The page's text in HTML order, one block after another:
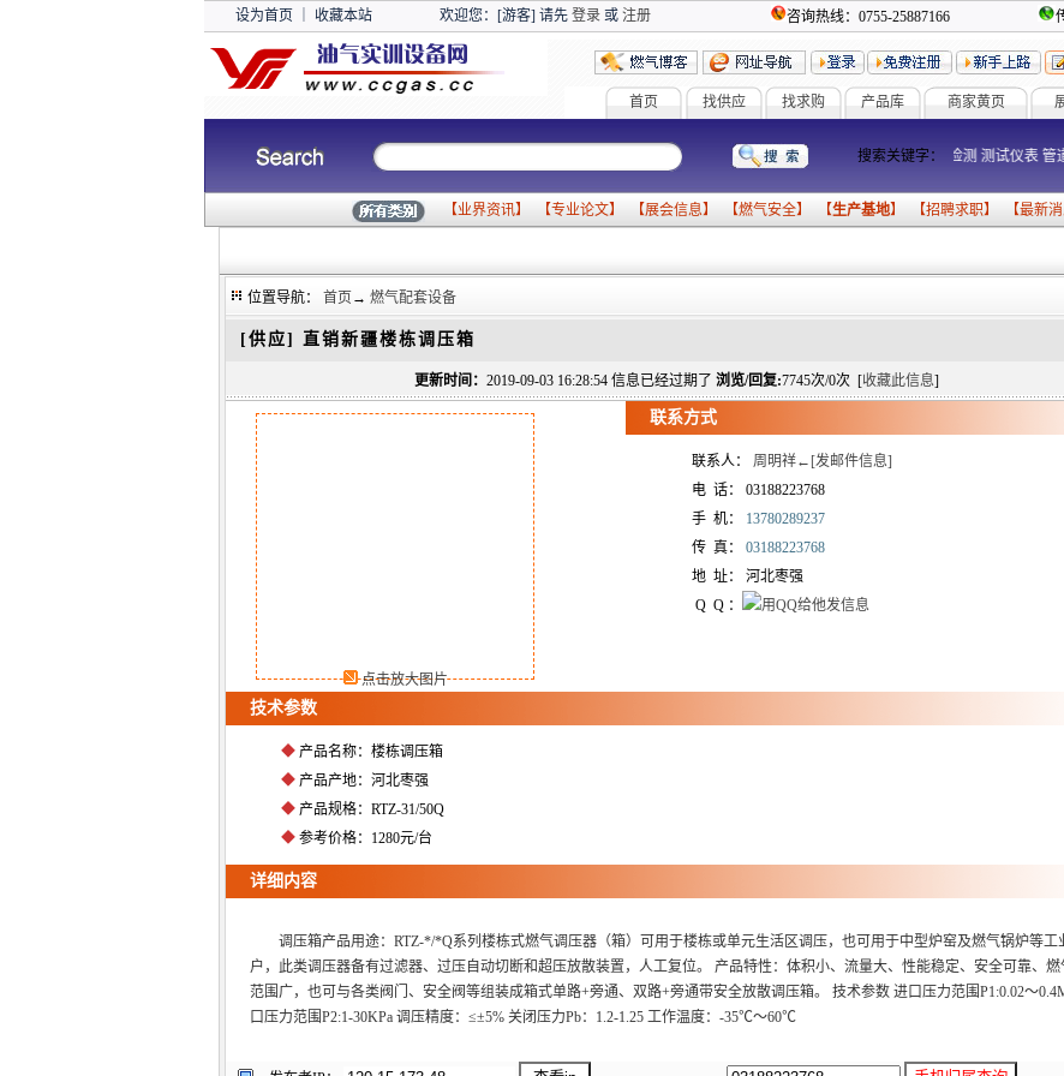
设为首页 收藏本站 欢迎您：[游客] 请先 登录或 注册 咨询热线：0755-25887166
首页 找供应 找求购 产品库 商家黄页
搜索关键字：
燃气设备 气化器 报警器 计量检测 测试仪表
【业界资讯】 【专业论文】 【展会信息】 【燃气安全】 【生产基地】 【招聘求职】 【最新
位置导航： 首页 → 燃气配套设备
[供应] 直销新疆楼栋调压箱
更新时间： 2019-09-03 16:28:54 信息已经过期了 浏览/回复:7745次/0次 [收藏此信息]
点击放大图片
联系方式
联系人：
周明祥←[发邮件信息]
电 话：
03188223768
手 机：
13780289237
传 真： 03188223768
地 址：
河北枣强
Q Q ：
技术参数
◆ 产品名称：楼栋调压箱
◆ 产品产地：河北枣强
◆ 产品规格：RTZ-31/50Q
◆ 参考价格：1280元/台
详细内容
调压箱产品用途：RTZ-*/*Q系列楼栋式燃气调压器（箱）可用于楼栋或单元生活区调压，也可用于中型炉窑及燃气锅炉等工
户，此类调压器备有过滤器、过压自动切断和超压放散装置，人工复位。 产品特性：体积小、流量大、性能稳定、安全可靠、燃
范围广，也可与各类阀门、安全阀等组装成箱式单路+旁通、双路+旁通带安全放散调压箱。 技术参数 进口压力范围P1:0.02～
口压力范围P2:1-30KPa 调压精度：≤±5% 关闭压力Pb：1.2-1.25 工作温度：-35℃～60℃